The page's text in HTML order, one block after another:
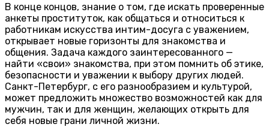
В конце концов, знание о том, где искать проверенные
анкеты проституток, как общаться и относиться к
работникам искусства интим-досуга с уважением,
открывает новые горизонты для знакомства и
общения. Задача каждого заинтересованного —
найти «свои» знакомства, при этом помнить об этике,
безопасности и уважении к выбору других людей.
Санкт-Петербург, с его разнообразием и культурой,
может предложить множество возможностей как для
мужчин, так и для женщин, желающих открыть для
себя новые грани личной жизни.